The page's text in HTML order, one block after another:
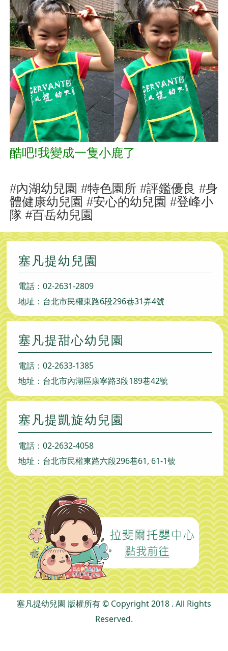
酷吧!我變成一隻小鹿了
#內湖幼兒園 #特色園所 #評鑑優良 #身
體健康幼兒園 #安心的幼兒園 #登峰小
隊 #百岳幼兒園
塞凡提幼兒園
電話： 02-2631-2809
地址：台北市民權東路6段296巷31弄4號
塞凡提甜心幼兒園
電話： 02-2633-1385
地址：台北市內湖區康寧路3段189巷42號
塞凡提凱旋幼兒園
電話： 02-2632-4058
地址：台北市民權東路六段296巷61, 61-1號
塞凡提幼兒園 版權所有 © Copyright 2018 . All Rights
Reserved.